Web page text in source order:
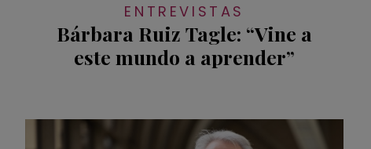
ENTREVISTAS
Bárbara Ruiz Tagle: “Vine a
este mundo a aprender”